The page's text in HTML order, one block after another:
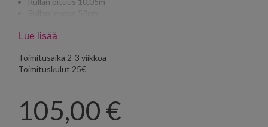
Lue lisää
Toimitusaika 2-3 viikkoa
Toimituskulut 25€
105,00 €